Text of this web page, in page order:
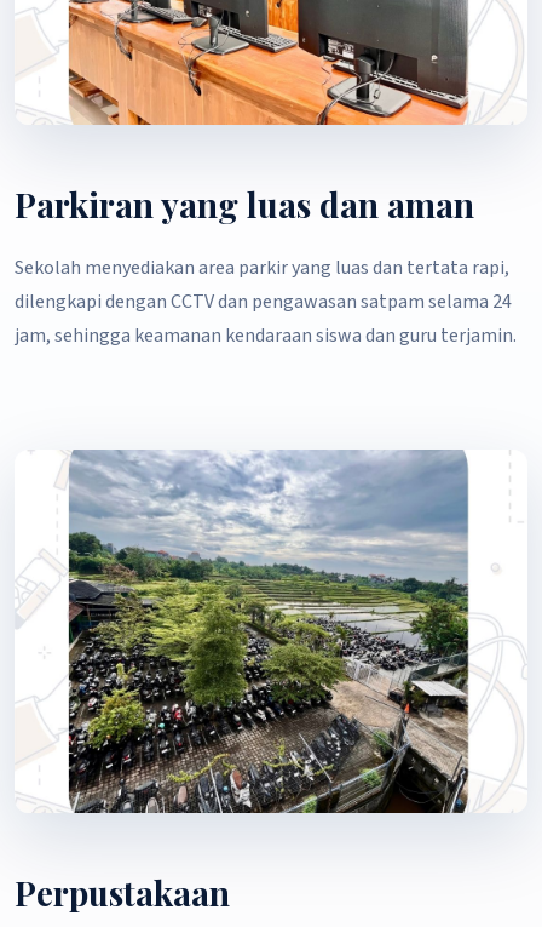
Parkiran yang luas dan aman
Sekolah menyediakan area parkir yang luas dan tertata rapi,
dilengkapi dengan CCTV dan pengawasan satpam selama 24
jam, sehingga keamanan kendaraan siswa dan guru terjamin.
Perpustakaan